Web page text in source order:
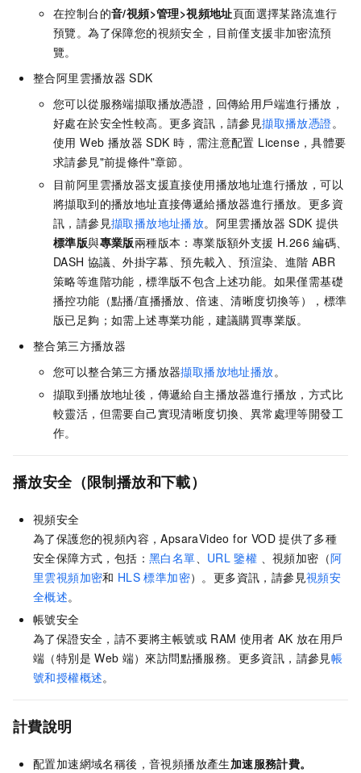
在控制台的音/視頻>管理>視頻地址頁面選擇某路流進行
預覽。為了保障您的視頻安全，目前僅支援非加密流預
覽。
整合阿里雲播放器 SDK
您可以從服務端擷取播放憑證，回傳給用戶端進行播放，
好處在於安全性較高。更多資訊，請參見擷取播放憑證。
使用 Web 播放器 SDK 時，需注意配置 License，具體要
求請參見"前提條件"章節。
目前阿里雲播放器支援直接使用播放地址進行播放，可以
將擷取到的播放地址直接傳遞給播放器進行播放。更多資
訊，請參見擷取播放地址播放。阿里雲播放器 SDK 提供
標準版與專業版兩種版本：專業版額外支援 H.266 編碼、
DASH 協議、外掛字幕、預先載入、預渲染、進階 ABR
策略等進階功能，標準版不包含上述功能。如果僅需基礎
播控功能（點播/直播播放、倍速、清晰度切換等），標準
版已足夠；如需上述專業功能，建議購買專業版。
整合第三方播放器
您可以整合第三方播放器擷取播放地址播放。
擷取到播放地址後，傳遞給自主播放器進行播放，方式比
較靈活，但需要自己實現清晰度切換、異常處理等開發工
作。
播放安全（限制播放和下載）
視頻安全
為了保護您的視頻內容，ApsaraVideo for VOD 提供了多種
安全保障方式，包括： 黑白名單、 URL 鑒權 、視頻加密（阿
里雲視頻加密和 HLS 標準加密）。更多資訊，請參見視頻安
全概述。
帳號安全
為了保證安全，請不要將主帳號或 RAM 使用者 AK 放在用戶
端（特別是 Web 端）來訪問點播服務。更多資訊，請參見帳
號和授權概述。
計費說明
配置加速網域名稱後，音視頻播放產生加速服務計費。